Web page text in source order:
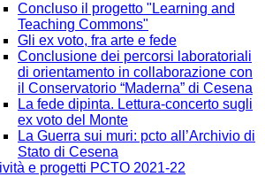
Concluso il progetto "Learning and
Teaching Commons"
Gli ex voto, fra arte e fede
Conclusione dei percorsi laboratoriali
di orientamento in collaborazione con
il Conservatorio “Maderna” di Cesena
La fede dipinta. Lettura-concerto sugli
ex voto del Monte
La Guerra sui muri: pcto all’Archivio di
Stato di Cesena
e progetti PCTO 2021-22